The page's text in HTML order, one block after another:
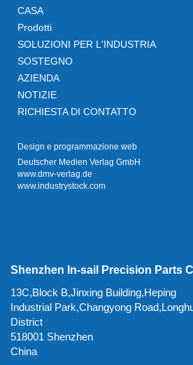
CASA
Prodotti
SOLUZIONI PER L'INDUSTRIA
SOSTEGNO
AZIENDA
NOTIZIE
RICHIESTA DI CONTATTO
Design e programmazione web
Deutscher Medien Verlag GmbH
www.dmv-verlag.de
www.industrystock.com
Shenzhen In-sail Precision Parts
13C,Block B,Jinxing Building,Heping
Industrial Park,Changyong
District
518001 Shenzhen
China